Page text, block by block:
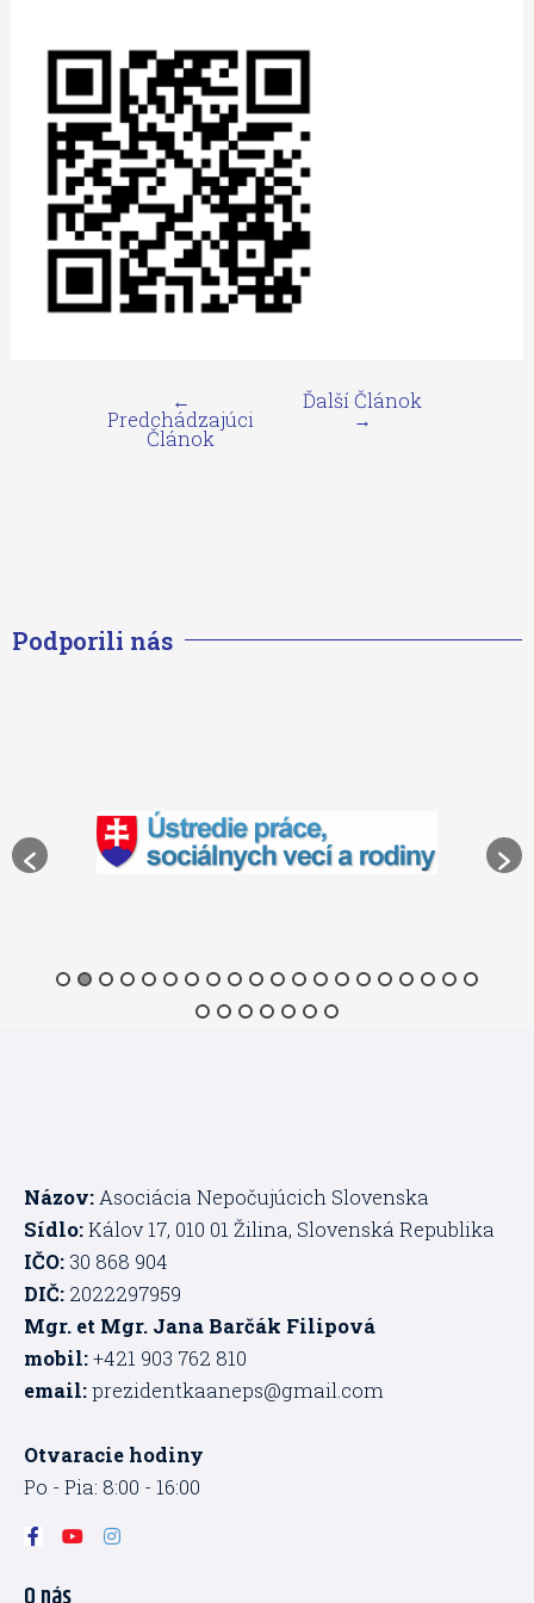
←
Predchádzajúci
Článok
Ďalší Článok
→
Podporili nás
Názov: Asociácia Nepočujúcich Slovenska
Sídlo:Kálov 17, 010 01 Žilina, Slovenská Republika
IČO: 30 868 904
DIČ: 2022297959
Mgr. et Mgr. Jana Barčák Filipová
mobil:+421 903 762 810
email:prezidentkaaneps@gmail.com
Otvaracie hodiny
Po - Pia: 8:00 - 16:00
F
a
e
Y I
n